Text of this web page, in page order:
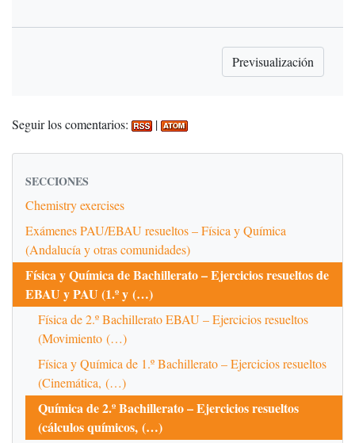
Seguir los comentarios: |
SECCIONES
Chemistry exercises
Exámenes PAU/EBAU resueltos – Física y Química
(Andalucía y otras comunidades)
Física y Química de Bachillerato – Ejercicios resueltos de
EBAU y PAU (1.º y (…)
Física de 2.º Bachillerato EBAU – Ejercicios resueltos
(Movimiento (…)
Física y Química de 1.º Bachillerato – Ejercicios resueltos
(Cinemática, (…)
Química de 2.º Bachillerato – Ejercicios resueltos
(cálculos químicos, (…)